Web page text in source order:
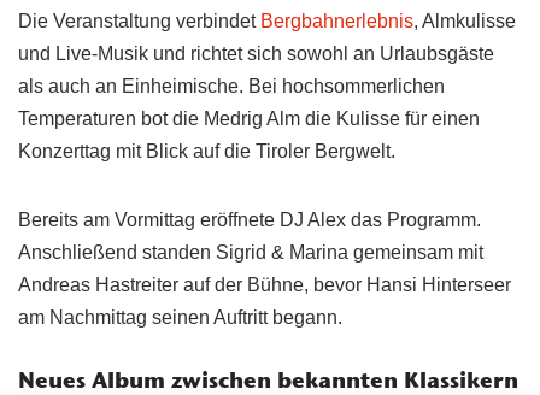
Die Veranstaltung verbindet Bergbahnerlebnis, Almkulisse
und Live-Musik und richtet sich sowohl an Urlaubsgäste
als auch an Einheimische. Bei hochsommerlichen
Temperaturen bot die Medrig Alm die Kulisse für einen
Konzerttag mit Blick auf die Tiroler Bergwelt.
Bereits am Vormittag eröffnete DJ Alex das Programm.
Anschließend standen Sigrid & Marina gemeinsam mit
Andreas Hastreiter auf der Bühne, bevor Hansi Hinterseer
am Nachmittag seinen Auftritt begann.
Neues Album zwischen bekannten Klassikern